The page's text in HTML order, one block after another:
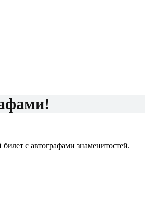
с автографами знаменитостей.